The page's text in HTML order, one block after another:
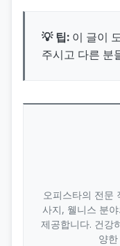
💡 팁: 이 글이
주시고 다른 분
오피스타의 전문
사지, 웰니스 분
제공합니다. 건강
양